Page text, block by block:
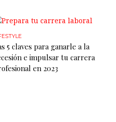
5 claves para ganarle a la
e impulsar tu carrera
en 2023